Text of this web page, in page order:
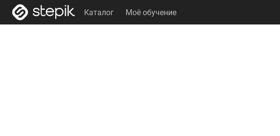
Каталог Моё обучение